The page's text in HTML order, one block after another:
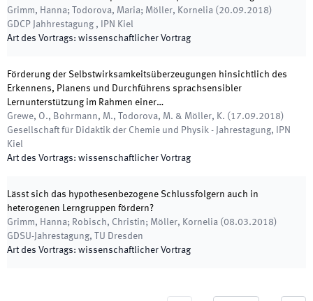
Grimm, Hanna; Todorova, Maria; Möller, Kornelia ( 20.09.2018)
GDCP Jahhrestagung ,
IPN Kiel
Art des Vortrags: wissenschaftlicher Vortrag
Förderung der Selbstwirksamkeitsüberzeugungen hinsichtlich des
Erkennens, Planens und Durchführens sprachsensibler
Lernunterstützung im Rahmen einer…
Grewe, O., Bohrmann, M., Todorova, M. & Möller, K. ( 17.09.2018)
Gesellschaft für Didaktik der Chemie und Physik - Jahrestagung,
IPN
Kiel
Art des Vortrags: wissenschaftlicher Vortrag
Lässt sich das hypothesenbezogene Schlussfolgern auch in
heterogenen Lerngruppen fördern?
Grimm, Hanna; Robisch, Christin; Möller, Kornelia (08.03.2018)
GDSU-Jahrestagung,
TU Dresden
Art des Vortrags: wissenschaftlicher Vortrag